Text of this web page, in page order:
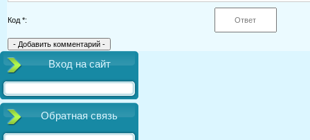
Код *:
Вход на сайт
Обратная связь